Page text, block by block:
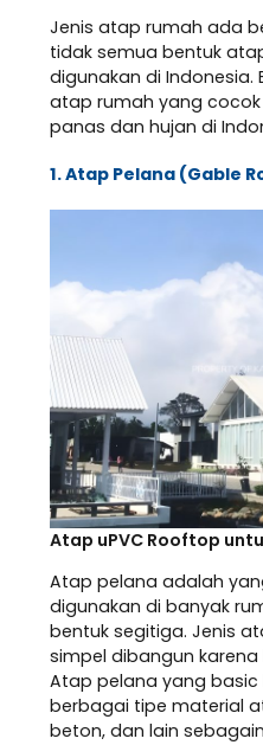
Jenis atap rumah ada
tidak semua bentuk
digunakan di Indonesia.
atap rumah yang
panas dan hujan di
1. Atap Pelana (Gable
Atap uPVC Rooftop
Atap pelana adalah
digunakan di banyak
bentuk segitiga. Jenis
simpel dibangun
Atap pelana yang
berbagai tipe material
beton, dan lain